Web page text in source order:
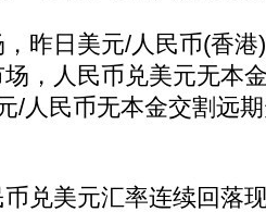
日美元/人民币(香港)
，人民币兑美元无本
/人民币无本金交割远
美元汇率连续回落